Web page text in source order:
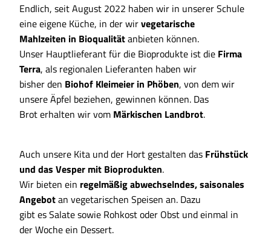
Endlich, seit August 2022 haben wir in unserer Schule
eine eigene Küche, in der wirvegetarische
Mahlzeiten in Bioqualitätanbieten können.
Unser Hauptlieferant für die Bioprodukte ist die Firma
Terra, als regionalen Lieferanten haben wir
bisher den Biohof Kleimeier in Phöben, von dem wir
unsere Äpfel beziehen, gewinnen können. Das
Brot erhalten wir vom Märkischen Landbrot.
Auch unsere Kita und der Hort gestalten das Frühstück
und das Vesper mit Bioprodukten.
Wir bieten ein regelmäßig abwechselndes, saisonales
Angebotan vegetarischen Speisen an. Dazu
gibt es Salate sowie Rohkost oder Obst und einmal in
der Woche ein Dessert.